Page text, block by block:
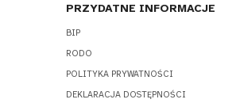
PRZYDATNE INFORMACJE
BIP
RODO
POLITYKA PRYWATNOŚCI
DEKLARACJA DOSTĘPNOŚCI